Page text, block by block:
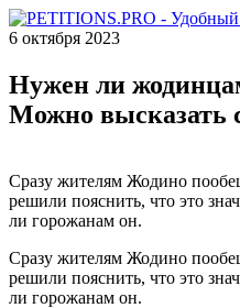
6 октября 2023
Нужен ли
Можно высказать
Сразу жителям Жодино
решили пояснить, что это
ли горожанам он.
Сразу жителям Жодино
решили пояснить, что это
ли горожанам он.